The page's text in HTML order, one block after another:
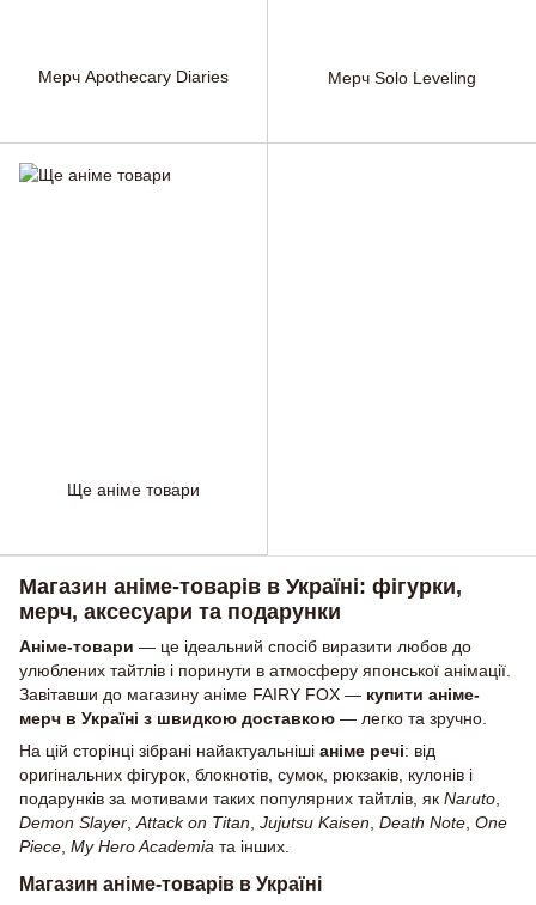
Магазин аніме-товарів в Україні: фігурки,
мерч, аксесуари та подарунки
Аніме-товари — це ідеальний спосіб виразити любов до
улюблених тайтлів і поринути в атмосферу японської анімації.
Завітавши до магазину аніме FAIRY FOX — купити аніме-
мерч в Україні з швидкою доставкою — легко та зручно.
На цій сторінці зібрані найактуальніші аніме речі: від
оригінальних фігурок, блокнотів, сумок, рюкзаків, кулонів і
подарунків за мотивами таких популярних тайтлів, як Naruto
Demon Slayer Attack on Titan Jujutsu Kaisen Death Note One
Piece My Hero Academia та інших.
Магазин аніме-товарів в Україні
Мерч Apothecary Diaries Мерч Solo Leveling
Ще аніме товари